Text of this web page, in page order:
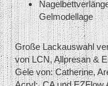
Gelmodellage
Große Lackauswahl
von LCN, Allpresan
Gele von: Catherine,